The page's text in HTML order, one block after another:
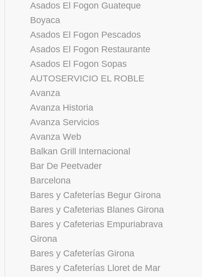
Asados El Fogon Guateque
Boyaca
Asados El Fogon Pescados
Asados El Fogon Restaurante
Asados El Fogon Sopas
AUTOSERVICIO EL ROBLE
Avanza
Avanza Historia
Avanza Servicios
Avanza Web
Balkan Grill Internacional
Bar De Peetvader
Barcelona
Bares y Cafeterías Begur Girona
Bares y Cafeterias Blanes Girona
Bares y Cafeterias Empuriabrava
Girona
Bares y Cafeterías Girona
Bares y Cafeterías Lloret de Mar